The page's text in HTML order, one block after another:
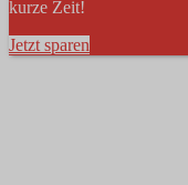
kurze Zeit!
Jetzt sparen